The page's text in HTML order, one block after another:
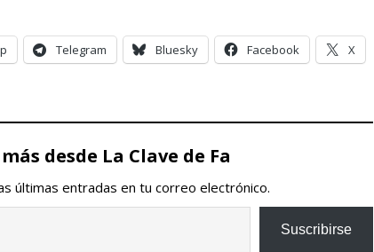
Telegram Bluesky Facebook X
desde La Clave de Fa
últimas entradas en tu correo electrónico.
Suscribirse